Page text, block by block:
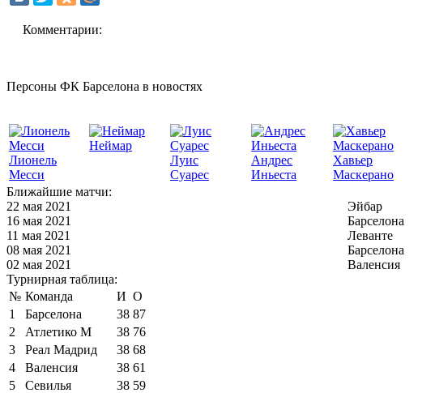
Комментарии:
Персоны ФК Барселона в новостях
Лионель
Месси
Неймар
Луис
Суарес
Андрес
Иньеста
Хавьер
Маскерано
Ближайшие матчи:
22 мая 2021
Эйбар
16 мая 2021
Барселона
11 мая 2021
Леванте
08 мая 2021
Барселона
02 мая 2021
Валенсия
Турнирная таблица:
№ Команда И О
1
Барселона 38 87
2
Атлетико М 38 76
3
Реал Мадрид 38 68
4
Валенсия 38 61
5
Севилья 38 59